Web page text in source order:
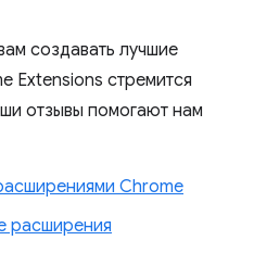
создавать лучшие
Extensions стремится
отзывы помогают нам
Chrome
расширения